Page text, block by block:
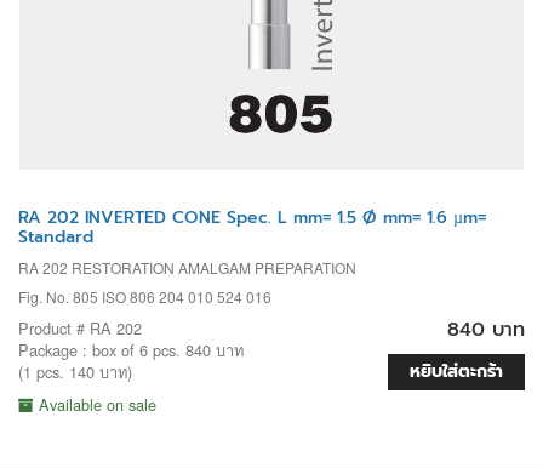
RA 202 INVERTED CONE Spec. L mm= 1.5 Ø mm= 1.6 µm=
Standard
RA 202 RESTORATION AMALGAM PREPARATION
Fig. No. 805 ISO 806 204 010 524 016
Product # RA 202
Package : box of 6 pcs. 840 บาท
(1 pcs. 140 บาท)
Available on sale
840 บาท
หยิบใส่ตะกร้า